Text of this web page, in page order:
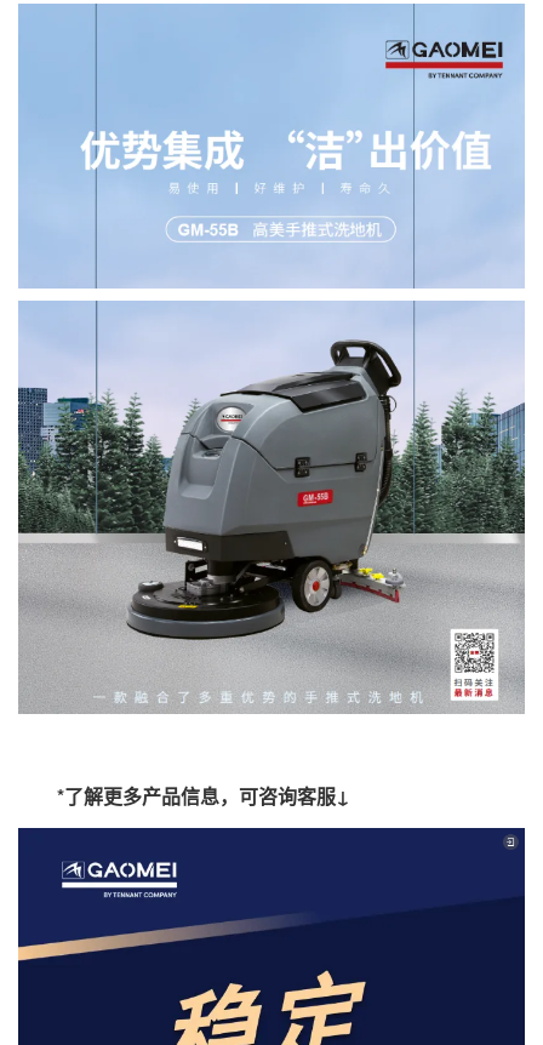
*了解更多产品信息，可咨询客服↓